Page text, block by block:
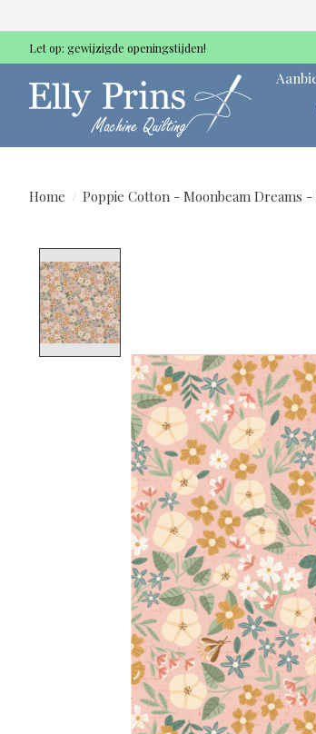
Let op: gewijzigde openingstijden!
Home / Poppie Cotton - Moonbeam Dreams